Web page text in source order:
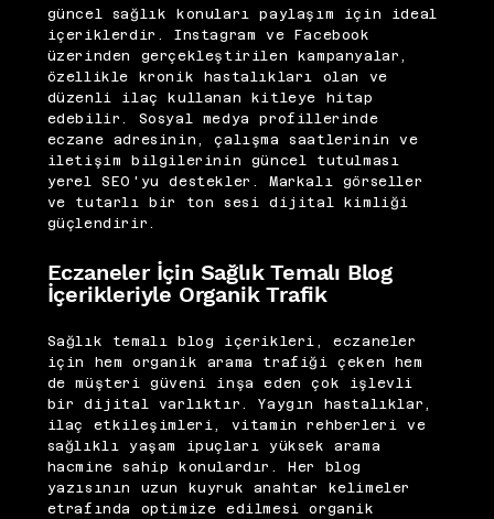
güncel sağlık konuları paylaşım için ideal
içeriklerdir. Instagram ve Facebook
üzerinden gerçekleştirilen kampanyalar,
özellikle kronik hastalıkları olan ve
düzenli ilaç kullanan kitleye hitap
edebilir. Sosyal medya profillerinde
eczane adresinin, çalışma saatlerinin ve
iletişim bilgilerinin güncel tutulması
yerel SEO'yu destekler. Markalı görseller
ve tutarlı bir ton sesi dijital kimliği
güçlendirir.
Eczaneler İçin Sağlık Temalı Blog
İçerikleriyle Organik Trafik
Sağlık temalı blog içerikleri, eczaneler
için hem organik arama trafiği çeken hem
de müşteri güveni inşa eden çok işlevli
bir dijital varlıktır. Yaygın hastalıklar,
ilaç etkileşimleri, vitamin rehberleri ve
sağlıklı yaşam ipuçları yüksek arama
hacmine sahip konulardır. Her blog
yazısının uzun kuyruk anahtar kelimeler
etrafında optimize edilmesi organik